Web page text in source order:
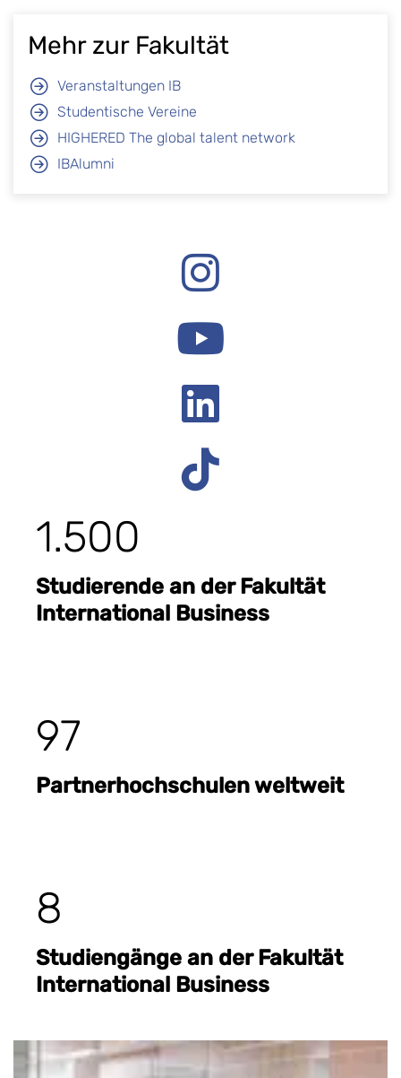
Mehr zur Fakultät
Veranstaltungen IB
Studentische Vereine
HIGHERED The global talent network
IBAlumni
1.500
Studierende an der Fakultät
International Business
97
Partnerhochschulen weltweit
8
Studiengänge an der Fakultät
International Business